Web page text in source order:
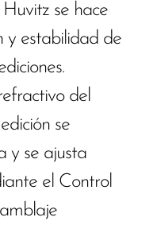
se hace
y estabilidad de
del
se
y se ajusta
el Control